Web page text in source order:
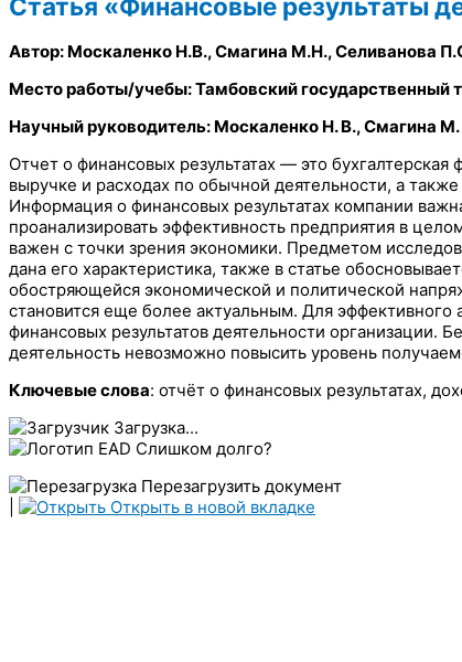
Автор: Москаленко Н.В., Смагина М.Н., Селиванова
Место работы/учебы: Тамбовский государственный
Научный руководитель: Москаленко Н. В., Смагина М.
Отчет о финансовых результатах — это
выручке и расходах по обычной деятельности, а
Информация о финансовых результатах компании
проанализировать эффективность предприятия в
важен с точки зрения экономики. Предметом
дана его характеристика, также в статье
обостряющейся экономической и политической
становится еще более актуальным. Для эффективного
финансовых результатов деятельности организации.
деятельность невозможно повысить уровень
Ключевые слова: отчёт о финансовых результатах,
Загрузка...
Слишком долго?
Перезагрузить документ
Открыть в новой вкладке